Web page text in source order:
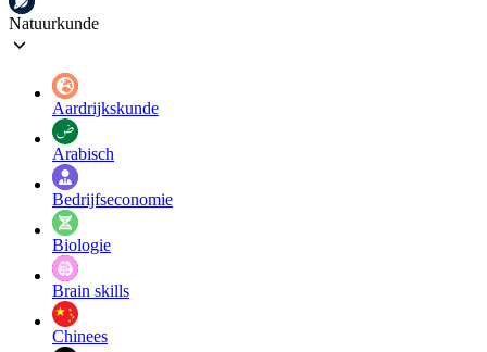
Natuurkunde
Aardrijkskunde
Arabisch
Bedrijfseconomie
Biologie
Brain skills
Chinees